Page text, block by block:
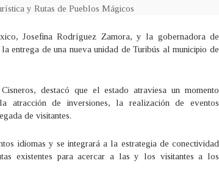
y Rutas de Pueblos Mágicos
Josefina Rodríguez Zamora, y la gobernadora de
entrega de una nueva unidad de Turibús al municipio de
destacó que el estado atraviesa un momento
atracción de inversiones, la realización de eventos
de visitantes.
idiomas y se integrará a la estrategia de conectividad
existentes para acercar a las y los visitantes a los